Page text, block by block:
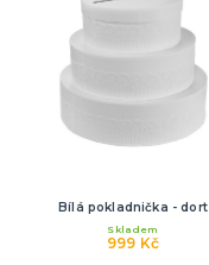
Bílá pokladnička - dort
999 Kč
Skladem